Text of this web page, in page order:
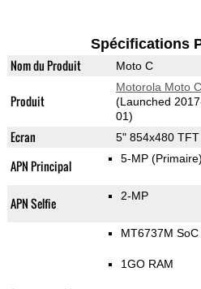
Spécifications
Nom du Produit Moto C
Produit
Motorola Moto C
(Launched
01)
Ecran 5" 854x480
APN Principal 5-MP (Primaire)
APN Selfie 2-MP
MT6737M SoC
1GO RAM